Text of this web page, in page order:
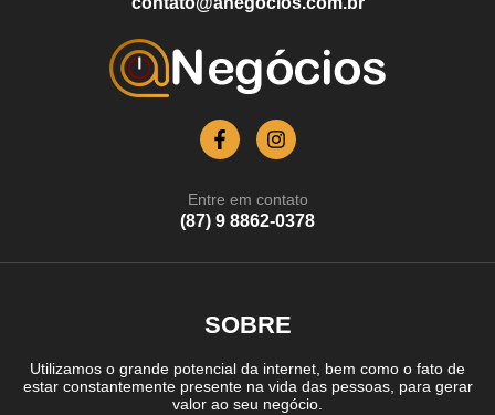
Entre em contato
(87) 9 8862-0378
SOBRE
Utilizamos o grande potencial da internet, bem como o fato de
estar constantemente presente na vida das pessoas, para gerar
valor ao seu negócio.